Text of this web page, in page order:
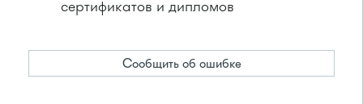
сертификатов и дипломов
Сообщить об ошибке